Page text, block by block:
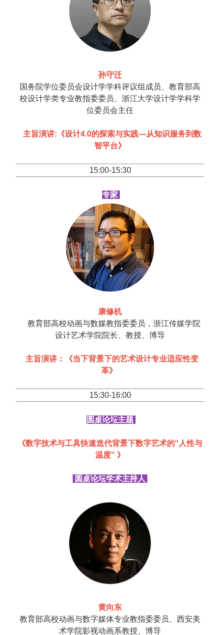
孙守迁
国务院学位委员会设计学学科评议组成员、教育部高
校设计学类专业教指委委员、浙江大学设计学学科学
位委员会主任
主旨演讲:《设计4.0的探索与实践—从知识服务到数
智平台》
15:00-15:30
专家
康修机
教育部高校动画与数媒教指委委员，浙江传媒学院
设计艺术学院院长、教授、博导
主旨演讲：《当下背景下的艺术设计专业适应性变
革》
15:30-16:00
圆桌论坛主题
《数字技术与工具快速迭代背景下数字艺术的“人性与
温度” 》
圆桌论坛学术主持人
黄向东
教育部高校动画与数字媒体专业教指委委员、西安美
术学院影视动画系教授、博导